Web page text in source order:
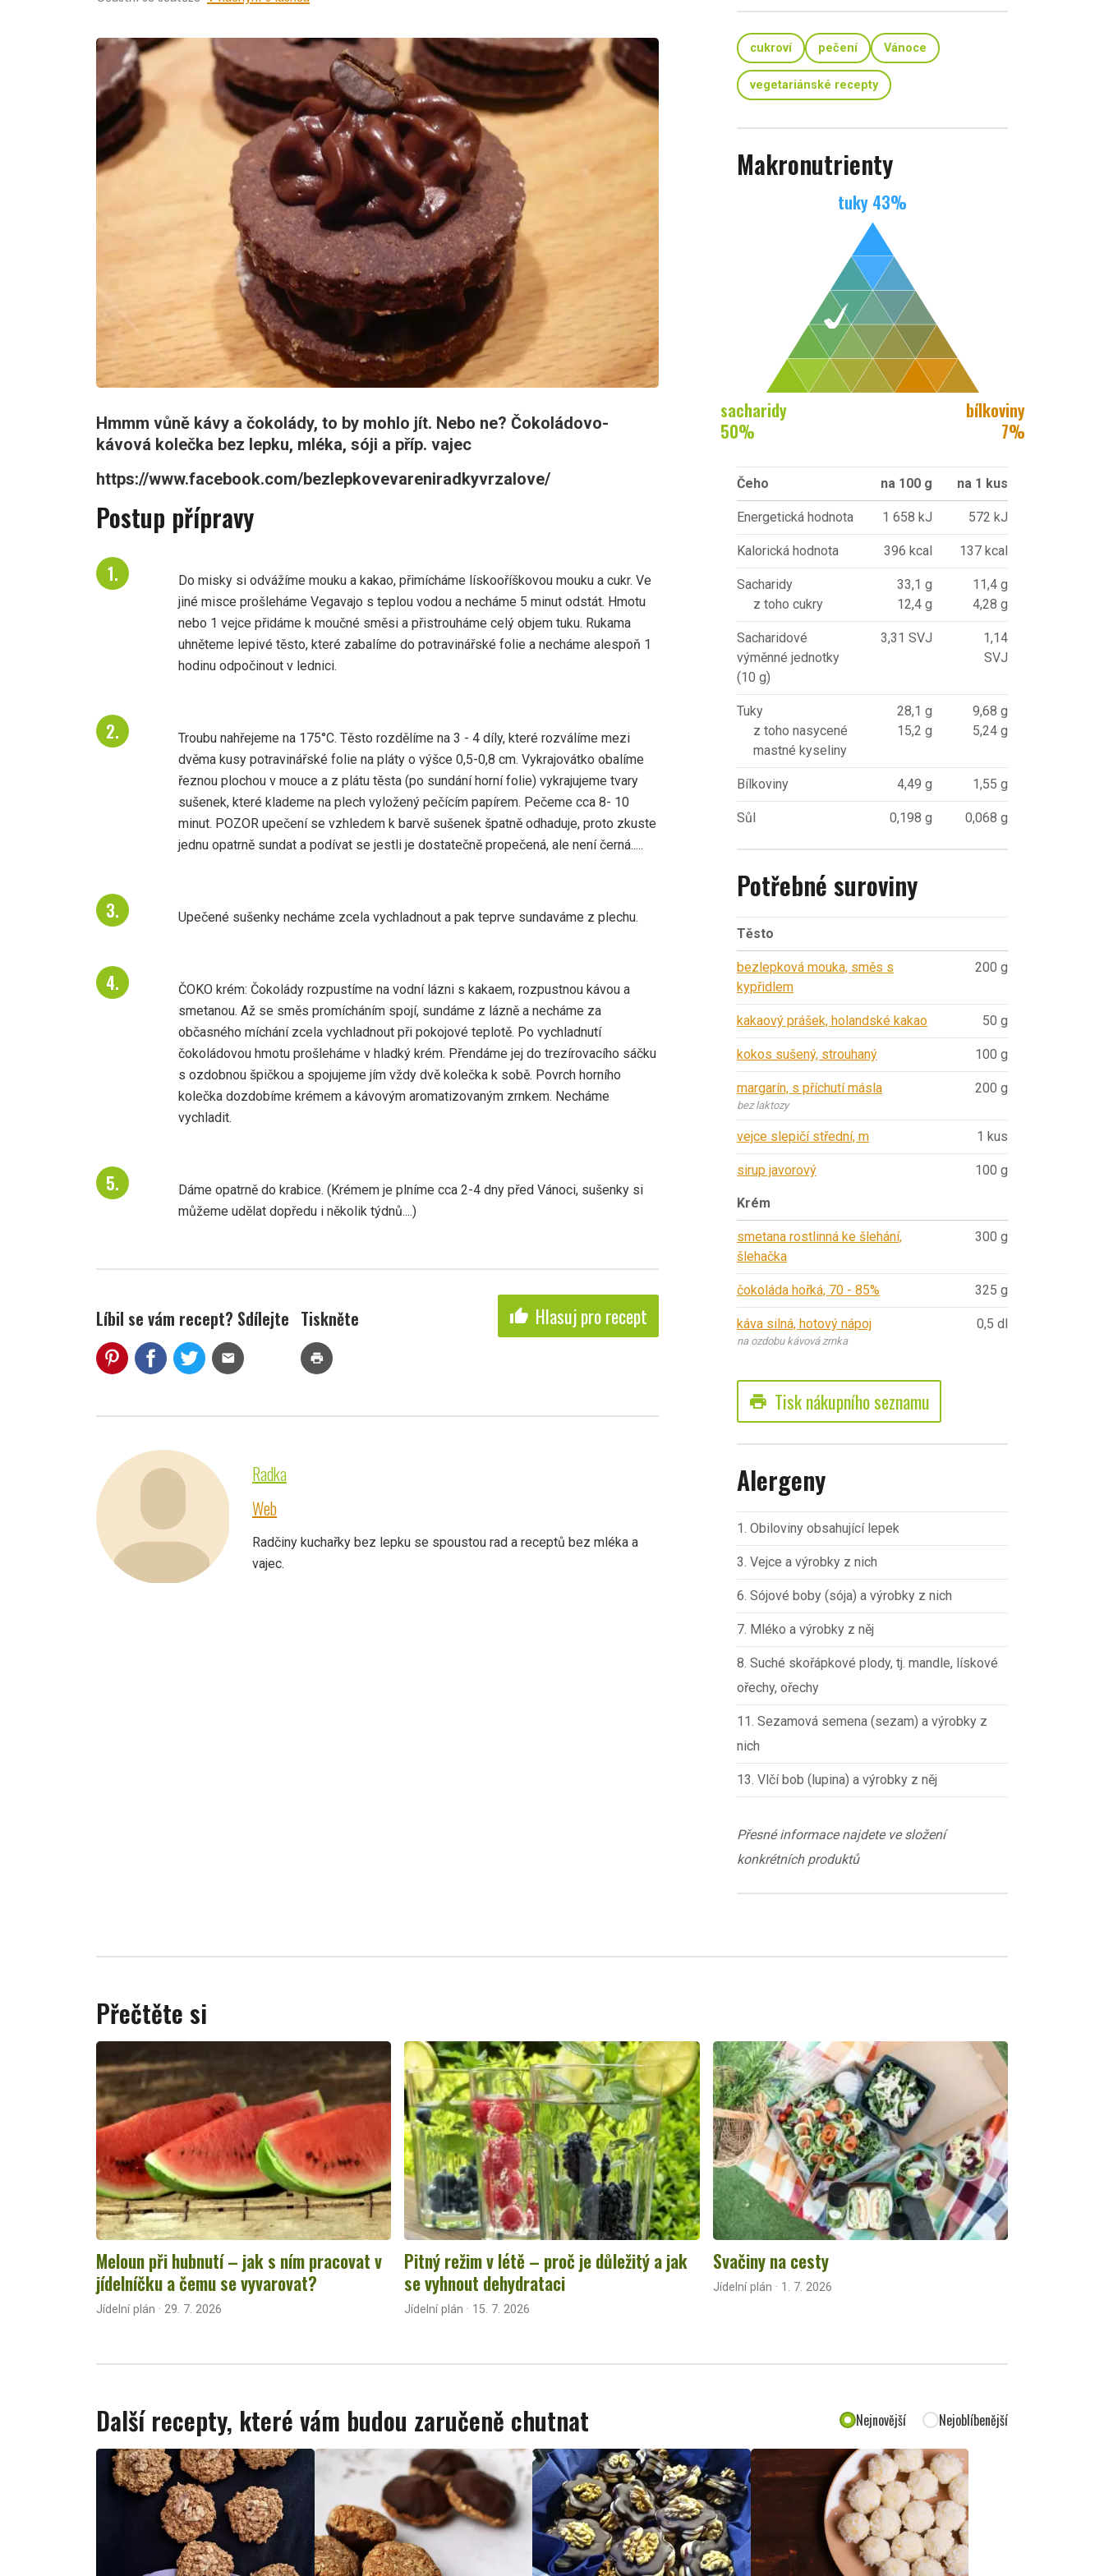
Hmmm vůně kávy a čokolády, to by mohlo jít. Nebo ne? Čokoládovo-
kávová kolečka bez lepku, mléka, sóji a příp. vajec
https://www.facebook.com/bezlepkovevareniradkyvrzalove/
Postup přípravy
Do misky si odvážíme mouku a kakao, přimícháme lískooříškovou mouku a cukr. Ve
jiné misce prošleháme Vegavajo s teplou vodou a necháme 5 minut odstát. Hmotu
nebo 1 vejce přidáme k moučné směsi a přistrouháme celý objem tuku. Rukama
uhněteme lepivé těsto, které zabalíme do potravinářské folie a necháme alespoň 1
hodinu odpočinout v lednici.
Troubu nahřejeme na 175°C. Těsto rozdělíme na 3 - 4 díly, které rozválíme mezi
dvěma kusy potravinářské folie na pláty o výšce 0,5-0,8 cm. Vykrajovátko obalíme
řeznou plochou v mouce a z plátu těsta (po sundání horní folie) vykrajujeme tvary
sušenek, které klademe na plech vyložený pečícím papírem. Pečeme cca 8- 10
minut. POZOR upečení se vzhledem k barvě sušenek špatně odhaduje, proto zkuste
jednu opatrně sundat a podívat se jestli je dostatečně propečená, ale není černá.....
Upečené sušenky necháme zcela vychladnout a pak teprve sundaváme z plechu.
ČOKO krém: Čokolády rozpustíme na vodní lázni s kakaem, rozpustnou kávou a
smetanou. Až se směs promícháním spojí, sundáme z lázně a necháme za
občasného míchání zcela vychladnout při pokojové teplotě. Po vychladnutí
čokoládovou hmotu prošleháme v hladký krém. Přendáme jej do trezírovacího sáčku
s ozdobnou špičkou a spojujeme jím vždy dvě kolečka k sobě. Povrch horního
kolečka dozdobíme krémem a kávovým aromatizovaným zrnkem. Necháme
vychladit.
Dáme opatrně do krabice. (Krémem je plníme cca 2-4 dny před Vánoci, sušenky si
můžeme udělat dopředu i několik týdnů....)
Líbil se vám recept? Sdílejte
mail
Tiskněte
print
thumb_up Hlasuj pro recept
Radka
Web
Radčiny kuchařky bez lepku se spoustou rad a receptů bez mléka a
vajec.
cukroví pečení Vánoce
vegetariánské recepty
Makronutrienty
tuky 43%
sacharidy
50%
bílkoviny
7%
Čeho na 100 g na 1 kus
Energetická hodnota 1 658 kJ 572 kJ
Kalorická hodnota 396 kcal 137 kcal
Sacharidy
z toho cukry
33,1 g
12,4 g
11,4 g
4,28 g
Sacharidové
výměnné jednotky
(10 g)
3,31 SVJ
1,14
SVJ
Tuky
z toho nasycené
mastné kyseliny
28,1 g
15,2 g
9,68 g
5,24 g
Bílkoviny 4,49 g 1,55 g
Sůl 0,198 g 0,068 g
Potřebné suroviny
Těsto
bezlepková mouka, směs s
kypřidlem
200 g
kakaový prášek, holandské kakao 50 g
kokos sušený, strouhaný 100 g
margarín, s příchutí másla
bez laktozy
200 g
vejce slepičí střední, m 1 kus
sirup javorový 100 g
Krém
smetana rostlinná ke šlehání,
šlehačka
300 g
čokoláda hořká, 70 - 85% 325 g
káva silná, hotový nápoj
na ozdobu kávová zrnka
0,5 dl
print Tisk nákupního seznamu
Alergeny
1. Obiloviny obsahující lepek
3. Vejce a výrobky z nich
6. Sójové boby (sója) a výrobky z nich
7. Mléko a výrobky z něj
8. Suché skořápkové plody, tj. mandle, lískové
ořechy, ořechy
11. Sezamová semena (sezam) a výrobky z
nich
13. Vlčí bob (lupina) a výrobky z něj
Přesné informace najdete ve složení
konkrétních produktů
Přečtěte si
Meloun při hubnutí – jak s ním pracovat v
jídelníčku a čemu se vyvarovat?
Jídelní plán · 29. 7. 2026
Pitný režim v létě – proč je důležitý a jak
se vyhnout dehydrataci
Jídelní plán · 15. 7. 2026
Svačiny na cesty
Jídelní plán · 1. 7. 2026
Další recepty, které vám budou zaručeně chutnat Nejnovější Nejoblíbenější